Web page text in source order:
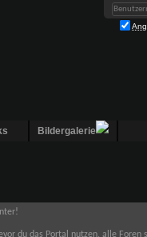
Bildergalerie
du das Portal nutzen, alle Foren